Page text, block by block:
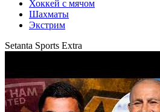
Хоккей с мячом
Шахматы
Экстрим
Setanta Sports Extra